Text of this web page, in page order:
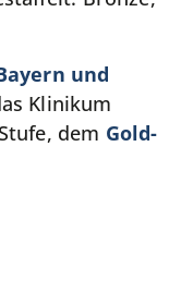
und
Klinikum
dem Gold-